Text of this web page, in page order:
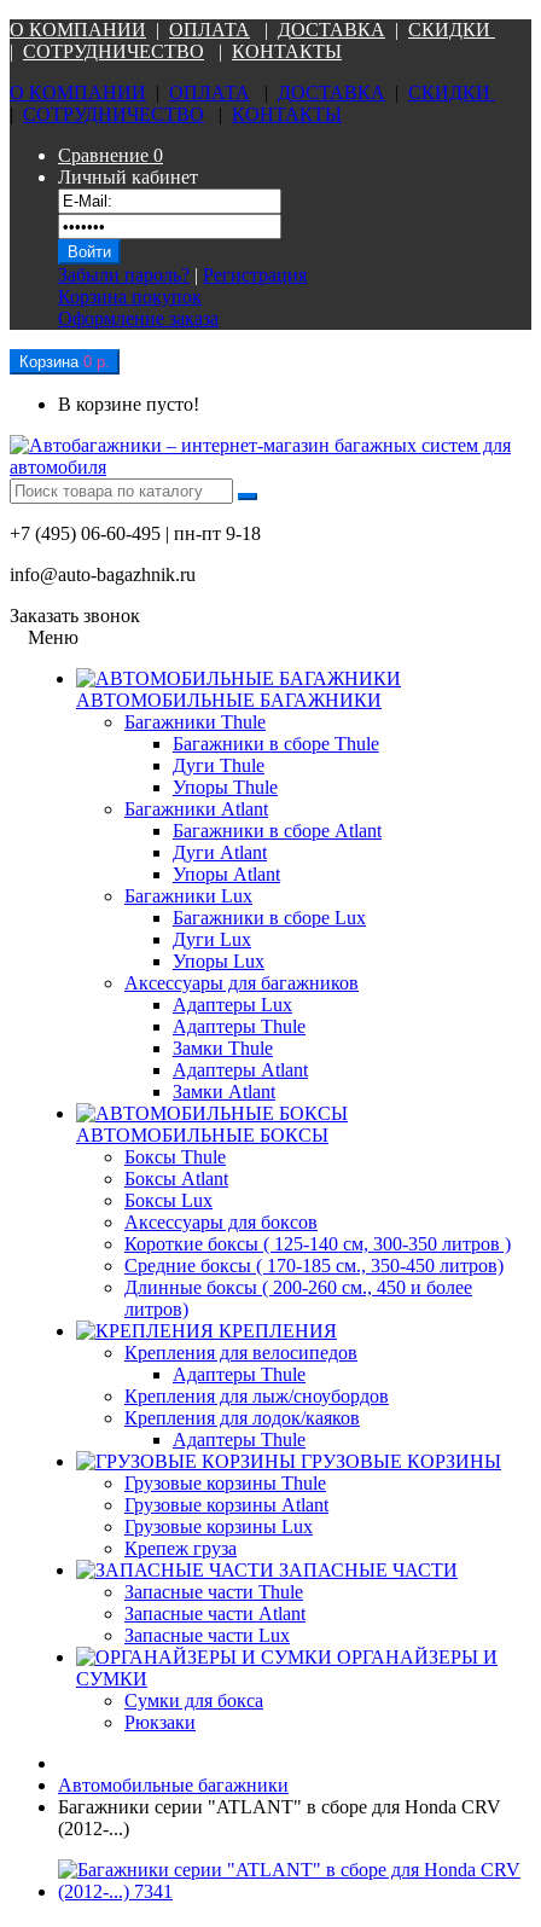
О КОМПАНИИ | ОПЛАТА | ДОСТАВКА | СКИДКИ
| СОТРУДНИЧЕСТВО | КОНТАКТЫ
О КОМПАНИИ | ОПЛАТА | ДОСТАВКА | СКИДКИ
| СОТРУДНИЧЕСТВО | КОНТАКТЫ
Сравнение 0
Личный кабинет
Забыли пароль? | Регистрация
Корзина покупок
Оформление заказа
Корзина 0 р.
В корзине пусто!
+7 (495) 06-60-495 | пн-пт 9-18
info@auto-bagazhnik.ru
Заказать звонок
Меню
АВТОМОБИЛЬНЫЕ БАГАЖНИКИ
Багажники Thule
Багажники в сборе Thule
Дуги Thule
Упоры Thule
Багажники Atlant
Багажники в сборе Atlant
Дуги Atlant
Упоры Atlant
Багажники Lux
Багажники в сборе Lux
Дуги Lux
Упоры Lux
Аксессуары для багажников
Адаптеры Lux
Адаптеры Thule
Замки Thule
Адаптеры Atlant
Замки Atlant
АВТОМОБИЛЬНЫЕ БОКСЫ
Боксы Thule
Боксы Atlant
Боксы Lux
Аксессуары для боксов
Короткие боксы ( 125-140 см, 300-350 литров )
Средние боксы ( 170-185 см., 350-450 литров)
Длинные боксы ( 200-260 см., 450 и более
литров)
КРЕПЛЕНИЯ
Крепления для велосипедов
Адаптеры Thule
Крепления для лыж/сноубордов
Крепления для лодок/каяков
Адаптеры Thule
ГРУЗОВЫЕ КОРЗИНЫ
Грузовые корзины Thule
Грузовые корзины Atlant
Грузовые корзины Lux
Крепеж груза
ЗАПАСНЫЕ ЧАСТИ
Запасные части Thule
Запасные части Atlant
Запасные части Lux
ОРГАНАЙЗЕРЫ И
СУМКИ
Сумки для бокса
Рюкзаки
Автомобильные багажники
Багажники серии "ATLANT" в сборе для Honda CRV
(2012-...)